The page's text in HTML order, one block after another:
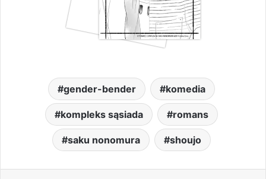
gender-bender komedia
kompleks sąsiada romans
saku nonomura shoujo